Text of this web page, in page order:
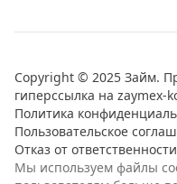
Copyright © 2025 Займ.
гиперссылка на zaymex-
Политика
Пользовательское
Отказ от ответственности
Мы используем файлы